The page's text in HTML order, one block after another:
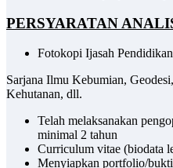
PERSYARATAN
Fotokopi Ijasah
Sarjana Ilmu Kebumian,
Kehutanan, dll.
Telah melaksanakan
minimal 2 tahun
Curriculum vitae (biodata
Menyiapkan portfolio/